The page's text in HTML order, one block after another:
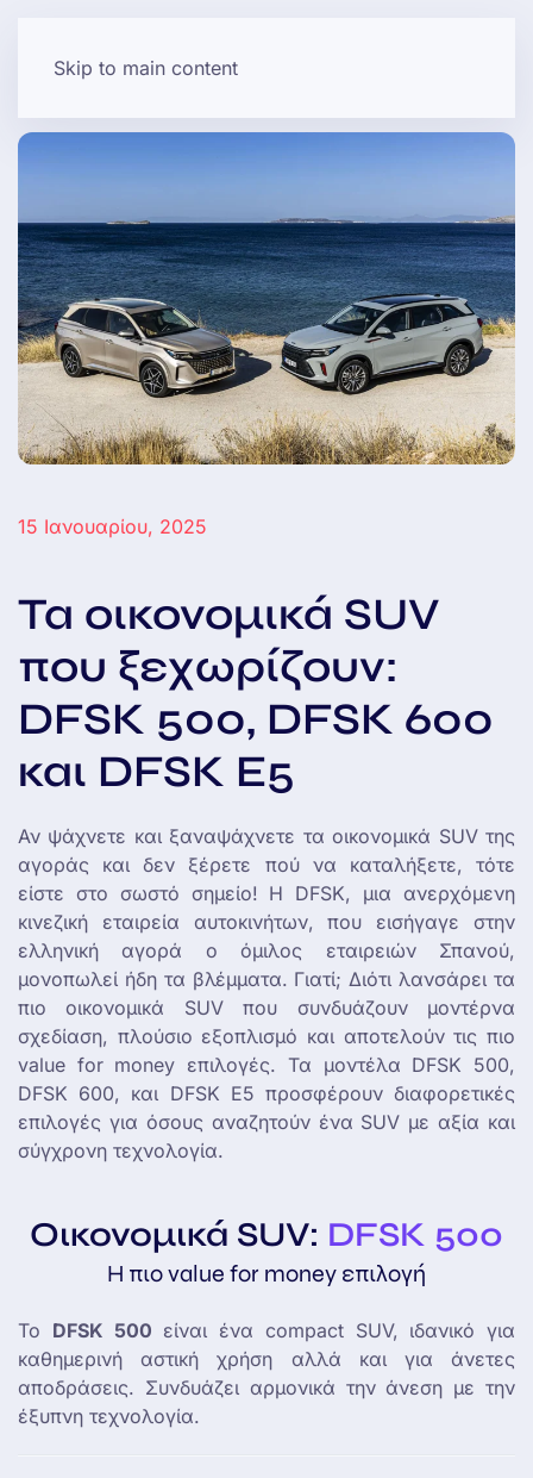
Skip to main content
15 Ιανουαρίου, 2025
Τα οικονομικά SUV
που ξεχωρίζουν:
DFSK 500, DFSK 600
και DFSK E5
Αν ψάχνετε και ξαναψάχνετε τα οικονομικά SUV της
αγοράς και δεν ξέρετε πού να καταλήξετε, τότε
είστε στο σωστό σημείο! Η DFSK, μια ανερχόμενη
κινεζική εταιρεία αυτοκινήτων, που εισήγαγε στην
ελληνική αγορά ο όμιλος εταιρειών Σπανού,
μονοπωλεί ήδη τα βλέμματα. Γιατί; Διότι λανσάρει τα
πιο οικονομικά SUV που συνδυάζουν μοντέρνα
σχεδίαση, πλούσιο εξοπλισμό και αποτελούν τις πιο
value for money επιλογές. Τα μοντέλα DFSK 500,
DFSK 600, και DFSK E5 προσφέρουν διαφορετικές
επιλογές για όσους αναζητούν ένα SUV με αξία και
σύγχρονη τεχνολογία.
Οικονομικά SUV: DFSK 500
Η πιο value for money επιλογή
Το DFSK 500 είναι ένα compact SUV, ιδανικό για
καθημερινή αστική χρήση αλλά και για άνετες
αποδράσεις. Συνδυάζει αρμονικά την άνεση με την
έξυπνη τεχνολογία.